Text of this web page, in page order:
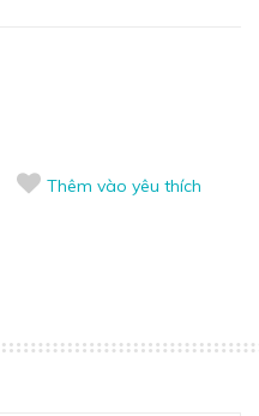
Thêm vào yêu thích